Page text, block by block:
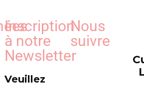
Inscription
à notre
Newsletter
Veuillez
Nous
suivre